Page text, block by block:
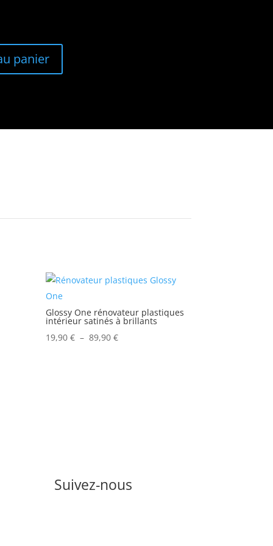
panier
Glossy One rénovateur plastiques
intérieur satinés à brillants
19,90€ – 89,90€Plage
Suivez-nous